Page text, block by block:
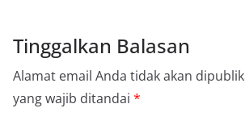
Tinggalkan Balasan
Alamat email Anda tidak akan
yang wajib ditandai *